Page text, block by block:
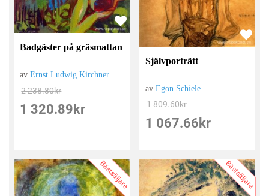
Badgäster på gräsmattan
avErnst Ludwig Kirchner
2 238.80kr
1 320.89 kr
Självporträtt
avEgon Schiele
1 809.60kr
1 067.66 kr
Bästsäljare Bästsäljare